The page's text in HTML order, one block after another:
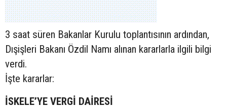
3 saat süren Bakanlar Kurulu toplantısının ardından,
Dışişleri Bakanı Özdil Namı alınan kararlarla ilgili bilgi
verdi.
İşte kararlar:
İSKELE’YE VERGİ DAİRESİ